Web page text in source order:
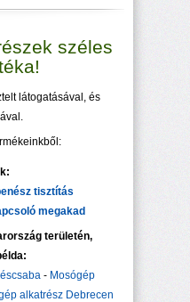
széles
látogatásával, és
tisztítás
megakad
területén,
- Mosógép
alkatrész Debrecen